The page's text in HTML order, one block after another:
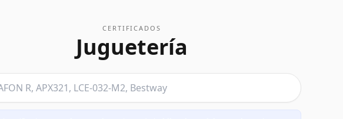
CERTIFICADOS
Juguetería